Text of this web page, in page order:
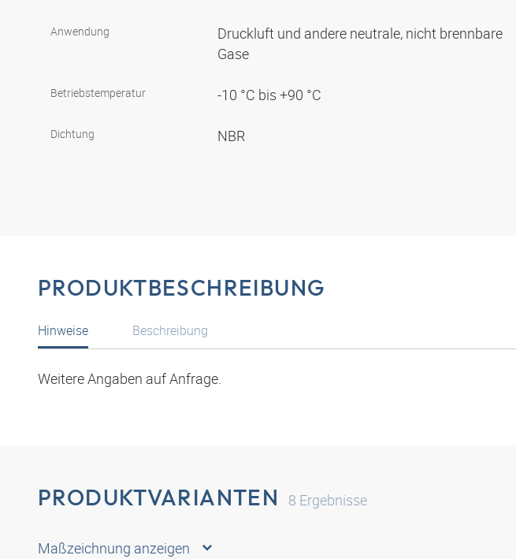
Anwendung
Druckluft und andere neutrale, nicht brennbare
Gase
Betriebstemperatur -10 °C bis +90 °C
Dichtung NBR
PRODUKTBESCHREIBUNG
Hinweise
Weitere Angaben auf Anfrage.
Beschreibung
PRODUKTVARIANTEN 8 Ergebnisse
Maßzeichnung anzeigen